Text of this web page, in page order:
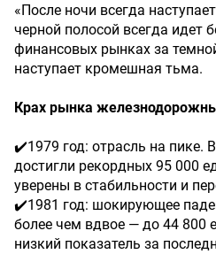
«После ночи всегда
черной полосой всегда идет
финансовых рынках за
наступает кромешная тьма.
Крах рынка
✔️1979 год: отрасль на пике.
достигли рекордных 95 000
уверены в стабильности и
✔️1981 год: шокирующее
более чем вдвое — до 44 800
низкий показатель за